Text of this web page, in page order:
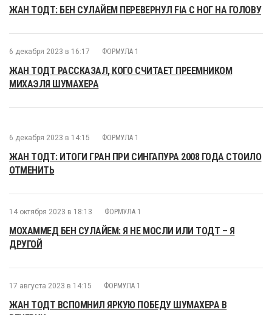
ЖАН ТОДТ: БЕН СУЛАЙЕМ ПЕРЕВЕРНУЛ FIA С НОГ НА ГОЛОВУ
6 декабря 2023 в 16:17 ФОРМУЛА 1
ЖАН ТОДТ РАССКАЗАЛ, КОГО СЧИТАЕТ ПРЕЕМНИКОМ
МИХАЭЛЯ ШУМАХЕРА
6 декабря 2023 в 14:15 ФОРМУЛА 1
ЖАН ТОДТ: ИТОГИ ГРАН ПРИ СИНГАПУРА 2008 ГОДА СТОИЛО
ОТМЕНИТЬ
14 октября 2023 в 18:13 ФОРМУЛА 1
МОХАММЕД БЕН СУЛАЙЕМ: Я НЕ МОСЛИ ИЛИ ТОДТ – Я
ДРУГОЙ
17 августа 2023 в 14:15 ФОРМУЛА 1
ЖАН ТОДТ ВСПОМНИЛ ЯРКУЮ ПОБЕДУ ШУМАХЕРА В